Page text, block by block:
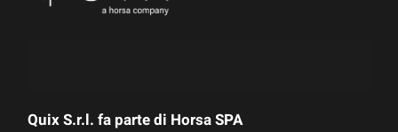
Quix S.r.l. fa parte di Horsa SPA